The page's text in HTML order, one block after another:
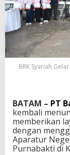
BRK Syariah
BATAM – PT
kembali
memberikan
dengan
Aparatur
Purnabakti di